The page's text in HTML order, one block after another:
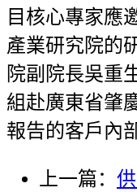
目核心專家應
產業研究院的
院副院長吳重
組赴廣東省肇
報告的客戶內
上一篇：